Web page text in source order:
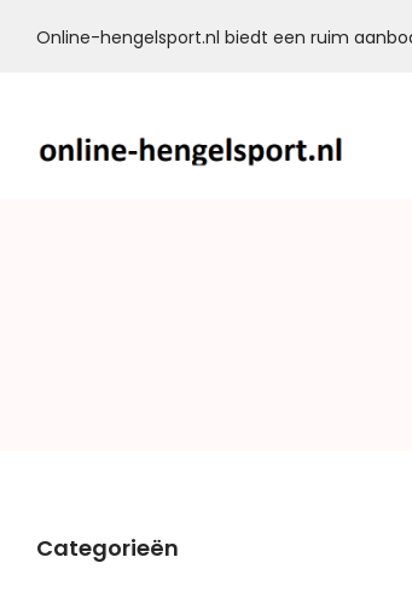
Online-hengelsport.nl biedt een ruim
Categorieën